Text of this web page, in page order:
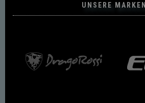
UNSERE MARKEN